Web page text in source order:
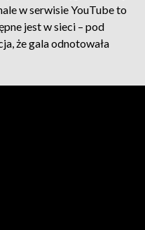
w serwisie YouTube to
jest w sieci – pod
że gala odnotowała